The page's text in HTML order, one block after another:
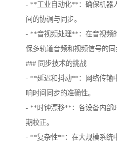
- **工业自动化**：确保机器
间的协调与同步。
- **音视频处理**：在音视频
保多轨道音频和视频信号的同
### 同步技术的挑战
- **延迟和抖动**：网络传输
响时间同步的准确性。
- **时钟漂移**：各设备内部
期校正。
- **复杂性**：在大规模系统